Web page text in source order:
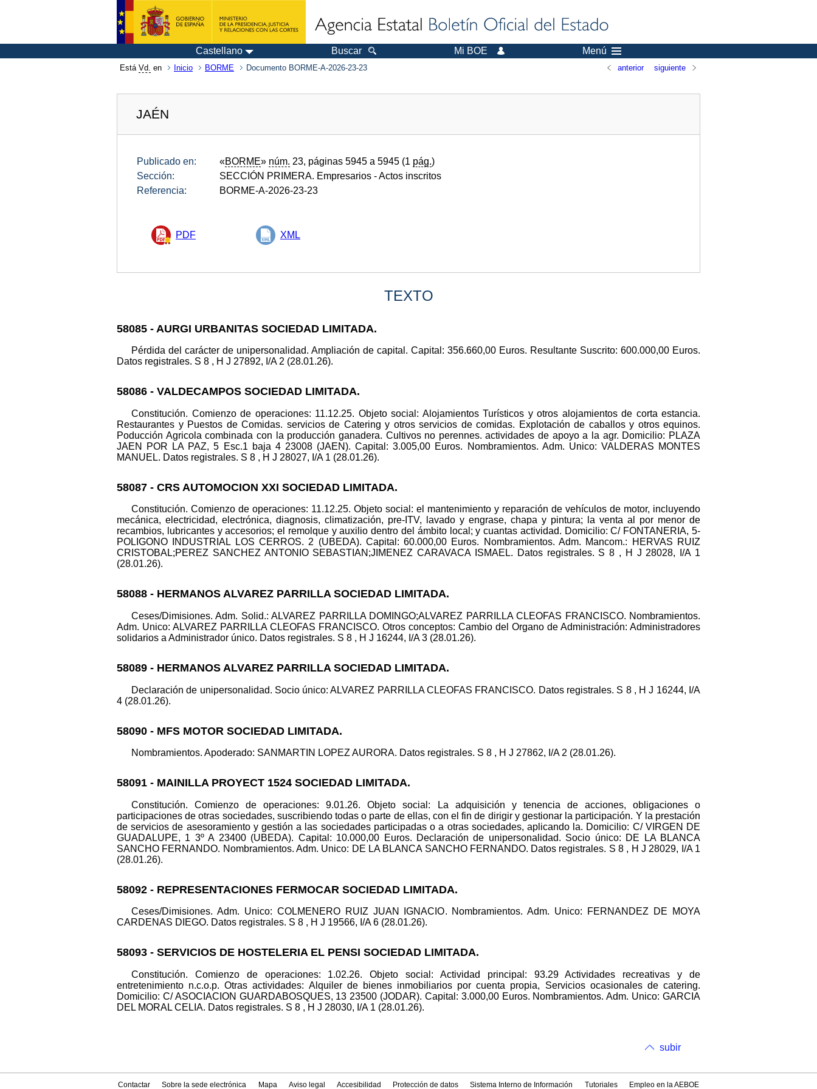
Castellano Buscar Mi BOE Menú
Está Vd. en Inicio BORME Documento BORME-A-2026-23-23 anterior siguiente
JAÉN
Publicado en: «BORME» núm. 23, páginas 5945 a 5945 (1 pág.)
Sección:
SECCIÓN PRIMERA. Empresarios - Actos inscritos
Referencia:
BORME-A-2026-23-23
PDF XML
TEXTO
58085 - AURGI URBANITAS SOCIEDAD LIMITADA.
Pérdida del carácter de unipersonalidad. Ampliación de capital. Capital: 356.660,00 Euros. Resultante Suscrito: 600.000,00 Euros.
Datos registrales. S 8 , H J 27892, I/A 2 (28.01.26).
58086 - VALDECAMPOS SOCIEDAD LIMITADA.
Constitución. Comienzo de operaciones: 11.12.25. Objeto social: Alojamientos Turísticos y otros alojamientos de corta estancia.
Restaurantes y Puestos de Comidas. servicios de Catering y otros servicios de comidas. Explotación de caballos y otros equinos.
Poducción Agricola combinada con la producción ganadera. Cultivos no perennes. actividades de apoyo a la agr. Domicilio: PLAZA
JAEN POR LA PAZ, 5 Esc.1 baja 4 23008 (JAEN). Capital: 3.005,00 Euros. Nombramientos. Adm. Unico: VALDERAS MONTES
MANUEL. Datos registrales. S 8 , H J 28027, I/A 1 (28.01.26).
58087 - CRS AUTOMOCION XXI SOCIEDAD LIMITADA.
Constitución. Comienzo de operaciones: 11.12.25. Objeto social: el mantenimiento y reparación de vehículos de motor, incluyendo
mecánica, electricidad, electrónica, diagnosis, climatización, pre-ITV, lavado y engrase, chapa y pintura; la venta al por menor de
recambios, lubricantes y accesorios; el remolque y auxilio dentro del ámbito local; y cuantas actividad. Domicilio: C/ FONTANERIA, 5-
POLIGONO INDUSTRIAL LOS CERROS. 2 (UBEDA). Capital: 60.000,00 Euros. Nombramientos. Adm. Mancom.: HERVAS RUIZ
CRISTOBAL;PEREZ SANCHEZ ANTONIO SEBASTIAN;JIMENEZ CARAVACA ISMAEL. Datos registrales. S 8 , H J 28028, I/A 1
(28.01.26).
58088 - HERMANOS ALVAREZ PARRILLA SOCIEDAD LIMITADA.
Ceses/Dimisiones. Adm. Solid.: ALVAREZ PARRILLA DOMINGO;ALVAREZ PARRILLA CLEOFAS FRANCISCO. Nombramientos.
Adm. Unico: ALVAREZ PARRILLA CLEOFAS FRANCISCO. Otros conceptos: Cambio del Organo de Administración: Administradores
solidarios a Administrador único. Datos registrales. S 8 , H J 16244, I/A 3 (28.01.26).
58089 - HERMANOS ALVAREZ PARRILLA SOCIEDAD LIMITADA.
Declaración de unipersonalidad. Socio único: ALVAREZ PARRILLA CLEOFAS FRANCISCO. Datos registrales. S 8 , H J 16244, I/A
4 (28.01.26).
58090 - MFS MOTOR SOCIEDAD LIMITADA.
Nombramientos. Apoderado: SANMARTIN LOPEZ AURORA. Datos registrales. S 8 , H J 27862, I/A 2 (28.01.26).
58091 - MAINILLA PROYECT 1524 SOCIEDAD LIMITADA.
Constitución. Comienzo de operaciones: 9.01.26. Objeto social: La adquisición y tenencia de acciones, obligaciones o
participaciones de otras sociedades, suscribiendo todas o parte de ellas, con el fin de dirigir y gestionar la participación. Y la prestación
de servicios de asesoramiento y gestión a las sociedades participadas o a otras sociedades, aplicando la. Domicilio: C/ VIRGEN DE
GUADALUPE, 1 3º A 23400 (UBEDA). Capital: 10.000,00 Euros. Declaración de unipersonalidad. Socio único: DE LA BLANCA
SANCHO FERNANDO. Nombramientos. Adm. Unico: DE LA BLANCA SANCHO FERNANDO. Datos registrales. S 8 , H J 28029, I/A 1
(28.01.26).
58092 - REPRESENTACIONES FERMOCAR SOCIEDAD LIMITADA.
Ceses/Dimisiones. Adm. Unico: COLMENERO RUIZ JUAN IGNACIO. Nombramientos. Adm. Unico: FERNANDEZ DE MOYA
CARDENAS DIEGO. Datos registrales. S 8 , H J 19566, I/A 6 (28.01.26).
58093 - SERVICIOS DE HOSTELERIA EL PENSI SOCIEDAD LIMITADA.
Constitución. Comienzo de operaciones: 1.02.26. Objeto social: Actividad principal: 93.29 Actividades recreativas y de
entretenimiento n.c.o.p. Otras actividades: Alquiler de bienes inmobiliarios por cuenta propia, Servicios ocasionales de catering.
Domicilio: C/ ASOCIACION GUARDABOSQUES, 13 23500 (JODAR). Capital: 3.000,00 Euros. Nombramientos. Adm. Unico: GARCIA
DEL MORAL CELIA. Datos registrales. S 8 , H J 28030, I/A 1 (28.01.26).
subir
Contactar Sobre la sede electrónica Mapa Aviso legal Accesibilidad Protección de datos Sistema Interno de Información Tutoriales Empleo en la AEBOE